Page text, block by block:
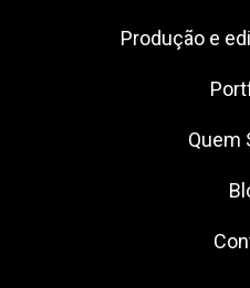
Produção e
Quem